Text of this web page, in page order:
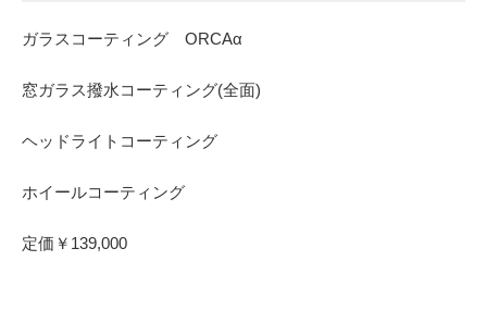
ガラスコーティング ORCAα
窓ガラス撥水コーティング(全面)
ヘッドライトコーティング
ホイールコーティング
定価￥139,000